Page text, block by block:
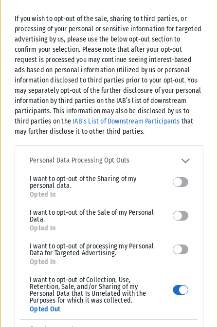
If you wish to opt-out of the sale, sharing to third parties, or
processing of your personal or sensitive information for targeted
advertising by us, please use the below opt-out section to
confirm your selection. Please note that after your opt-out
request is processed you may continue seeing interest-based
ads based on personal information utilized by us or personal
information disclosed to third parties prior to your opt-out. You
may separately opt-out of the further disclosure of your personal
information by third parties on the IAB’s list of downstream
participants. This information may also be disclosed by us to
third parties on the IAB’s List of Downstream Participants that
may further disclose it to other third parties.
Please note that this website/app uses one or more Google
services and may gather and store information including but not
deny consent to Google and its third-party tags to use your data
for below specified purposes in below Google consent section.
Personal Data Processing Opt Outs
I want to opt-out of the Sharing of my
personal data.
Opted In
I want to opt-out of the Sale of my Personal
Data.
Opted In
I want to opt-out of processing my Personal
Data for Targeted Advertising.
Opted In
I want to opt-out of Collection, Use,
Retention, Sale, and/or Sharing of my
Personal Data that Is Unrelated with the
Purposes for which it was collected.
Opted Out
ΕΛΛΆΔΑ
Κωνσταντίνος Κυρανάκης: Νέο σχέδιο για πιο προσβάσιμες
μετακινήσεις σε Μετρό, λεωφορεία και τρένα
Ένα ευρύ σχέδιο παρεμβάσεων με στόχο τη βελτίωση της
προσβασιμότητας στα Μέσα Μαζικής Μεταφοράς παρουσίασε ο
αναπληρωτής υπουργός Υποδομών και...
ΑΝΑΡΤΉΘΗΚΕ ΑΠΌ ΔΉΜΗΤΡΑ ΚΑΤΡΑΜΆΔΟΥ